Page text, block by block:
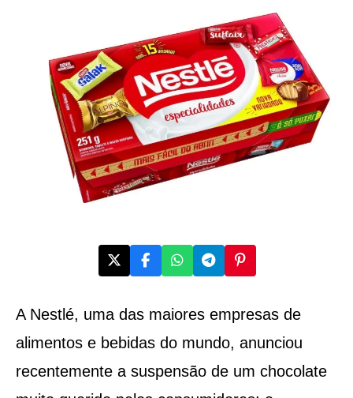
A Nestlé, uma das maiores empresas de
alimentos e bebidas do mundo, anunciou
recentemente a suspensão de um chocolate